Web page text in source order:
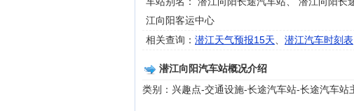
江向阳客运中心
相关查询： 潜江天气预报15天 潜江汽车时刻表
潜江向阳汽车站概况介绍
类别：兴趣点-交通设施-长途汽车站-长途汽车站